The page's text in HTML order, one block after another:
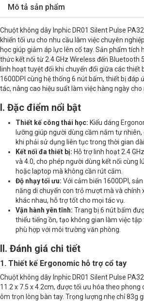
Kiểu cầm
Độ phân giải (CPI/DPI) 1600DPI
Số nút bấm 6
Kích thước 11.2 x 7.5 x 4.2cm
Khối lượng 83g
Mô tả sản phẩm
Chuột không dây Inphic DR01 Silent Pulse
khiển tối ưu cho nhu cầu làm việc chuyên
học giúp giảm áp lực lên cổ tay. Sản phẩm tích
thức kết nối từ 2.4 GHz Wireless đến Bluetooth
linh hoạt tuyệt đối khi chuyển đổi giữa các thiết
1600DPI cùng hệ thống 6 nút bấm, thiết bị đáp
tác, nâng cao hiệu suất làm việc hàng ngày cho
I. Đặc điểm nổi bật
Thiết kế công thái học: Kiểu dáng
lưỡng giúp người dùng cầm nắm tự
khi phải sử dụng liên tục trong thời gian dài.
Kết nối đa thiết bị: Hỗ trợ linh hoạt 2.4
và 4.0, cho phép người dùng kết nối cùng
hoặc laptop mà không cần rút cắm.
Độ nhạy tối ưu: Với cảm biến 1600DPI,
năng di chuyển con trỏ mượt mà và chính
khác nhau, hỗ trợ tốt cho mọi tác vụ.
Vận hành yên tĩnh: Trang bị 6 nút bấm
thiểu tiếng ồn, tạo không gian làm việc
phù hợp với môi trường văn phòng.
II. Đánh giá chi tiết
1. Thiết kế Ergonomic hỗ trợ cổ tay
Chuột không dây Inphic DR01 Silent Pulse
11.2 x 7.5 x 4.2cm, được tối ưu hóa theo phong
ôm trọn lòng bàn tay. Trọng lượng nhẹ chỉ 83g